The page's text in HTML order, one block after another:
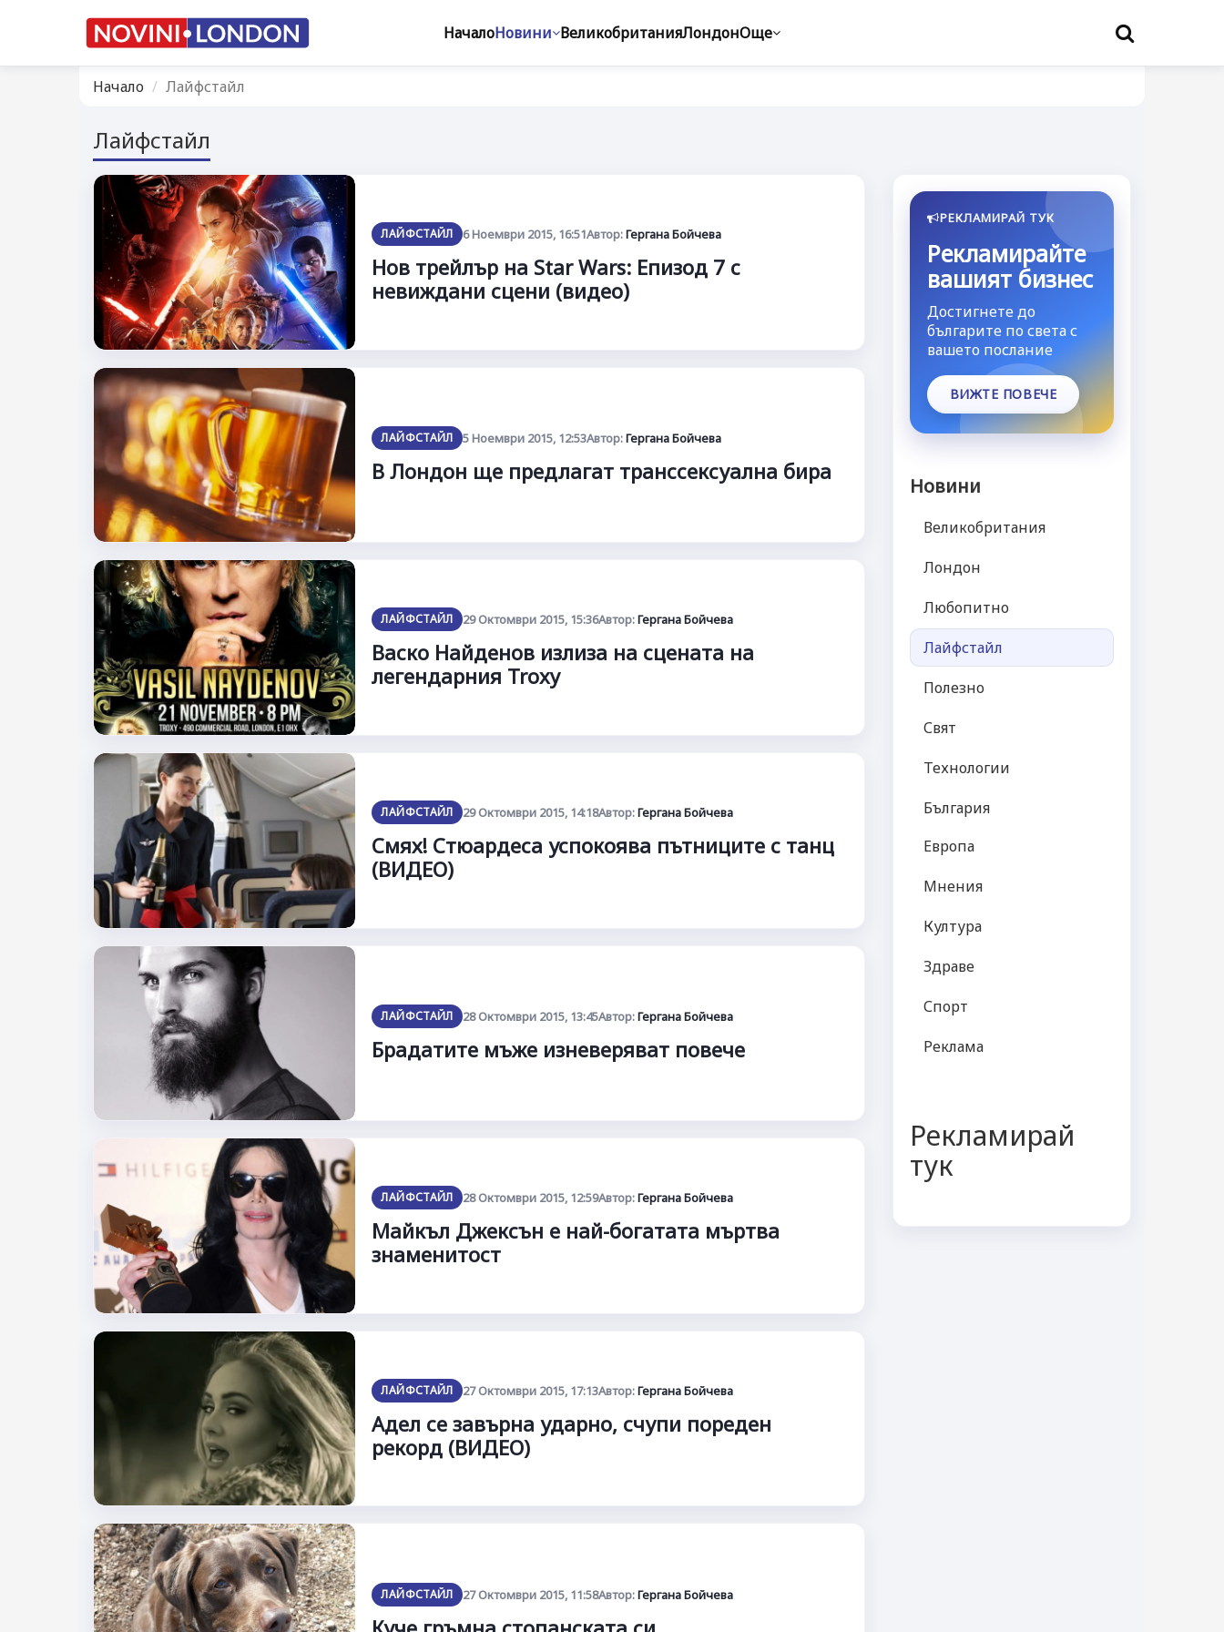
НачалоНовини ВеликобританияЛондонОще
Начало Лайфстайл
Лайфстайл
ЛАЙФСТАЙЛ 6 Ноември 2015, 16:51Автор:Гергана Бойчева
Нов трейлър на Star Wars: Епизод 7 с
невиждани сцени (видео)
ЛАЙФСТАЙЛ 5 Ноември 2015, 12:53Автор:Гергана Бойчева
В Лондон ще предлагат транссексуална бира
ЛАЙФСТАЙЛ 29 Октомври 2015, 15:36Автор:Гергана Бойчева
Васко Найденов излиза на сцената на
легендарния Troxy
ЛАЙФСТАЙЛ 29 Октомври 2015, 14:18Автор:Гергана Бойчева
Смях! Стюардеса успокоява пътниците с танц
(ВИДЕО)
ЛАЙФСТАЙЛ 28 Октомври 2015, 13:45Автор:Гергана Бойчева
Брадатите мъже изневеряват повече
ЛАЙФСТАЙЛ 28 Октомври 2015, 12:59Автор:Гергана Бойчева
Майкъл Джексън е най-богатата мъртва
знаменитост
ЛАЙФСТАЙЛ 27 Октомври 2015, 17:13Автор:Гергана Бойчева
Адел се завърна ударно, счупи пореден
рекорд (ВИДЕО)
ЛАЙФСТАЙЛ 27 Октомври 2015, 11:58Автор:Гергана Бойчева
РЕКЛАМИРАЙ ТУК
Рекламирайте
вашият бизнес
Достигнете до
българите по света с
вашето послание
ВИЖТЕ ПОВЕЧЕ
Новини
Великобритания
Лондон
Любопитно
Лайфстайл
Полезно
Свят
Технологии
България
Европа
Мнения
Култура
Здраве
Спорт
Реклама
Рекламирай
тук